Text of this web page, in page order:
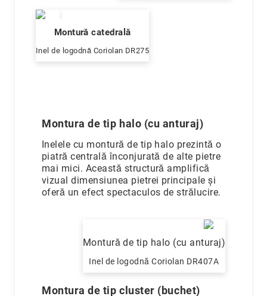
Montură catedrală
Inel de logodnă Coriolan DR275
Montura de tip halo (cu anturaj)
Inelele cu montură de tip halo prezintă o
piatră centrală înconjurată de alte pietre
mai mici. Această structură amplifică
vizual dimensiunea pietrei principale și
oferă un efect spectaculos de strălucire.
Montură de tip halo (cu anturaj)
Inel de logodnă Coriolan DR407A
Montura de tip cluster (buchet)